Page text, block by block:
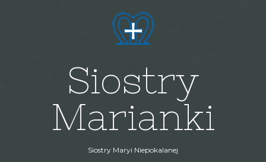
Siostry
Marianki
Siostry Maryi Niepokalanej